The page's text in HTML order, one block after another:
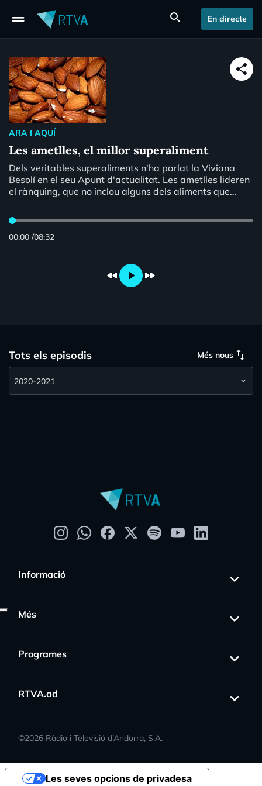
drag_handle search En directe
share
ARA I AQUÍ
Les ametlles, el millor superaliment
Dels veritables superaliments n'ha parlat la Viviana
Besolí en el seu Apunt d'actualitat. Les ametlles lideren
el rànquing, que no inclou alguns dels aliments que
00:00 /08:32
fast_rewind play_arrow fast_forward
Tots els episodis Més nous swap_vert
Informació
Més
Programes
RTVA.ad
©2026 Ràdio i Televisió d’Andorra, S.A.
Les seves opcions de privadesa